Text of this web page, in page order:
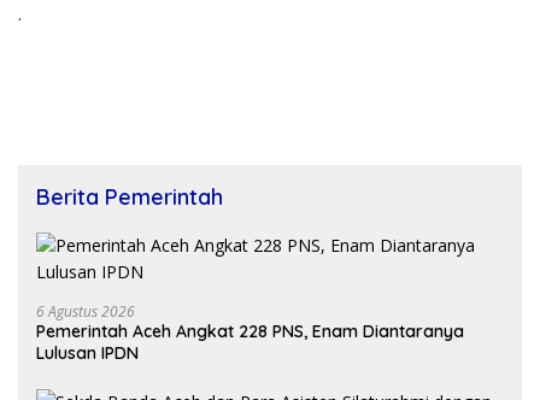
.
Berita Pemerintah
6 Agustus 2026
Pemerintah Aceh Angkat 228 PNS, Enam Diantaranya
Lulusan IPDN